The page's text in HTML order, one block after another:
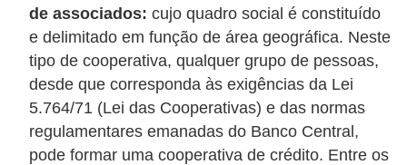
de associados: cujo quadro social é constituído
e delimitado em função de área geográfica. Neste
tipo de cooperativa, qualquer grupo de pessoas,
desde que corresponda às exigências da Lei
5.764/71 (Lei das Cooperativas) e das normas
regulamentares emanadas do Banco Central,
pode formar uma cooperativa de crédito. Entre os
I
m
p
o
s
t